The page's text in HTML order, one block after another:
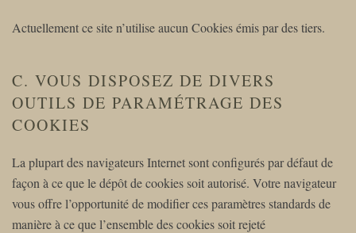
Actuellement ce site n’utilise aucun Cookies émis par des tiers.
C. VOUS DISPOSEZ DE DIVERS
OUTILS DE PARAMÉTRAGE DES
COOKIES
La plupart des navigateurs Internet sont configurés par défaut de
façon à ce que le dépôt de cookies soit autorisé. Votre navigateur
vous offre l’opportunité de modifier ces paramètres standards de
manière à ce que l’ensemble des cookies soit rejeté